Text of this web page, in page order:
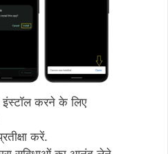
इंस्टॉल करने के लिए
करें.